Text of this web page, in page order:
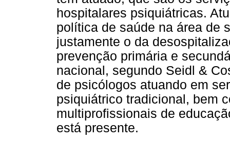
hospitalares psiquiátricas.
política de saúde na área de
justamente o da
prevenção primária e
nacional, segundo Seidl &
de psicólogos atuando em
psiquiátrico tradicional, bem
multiprofissionais de
está presente.